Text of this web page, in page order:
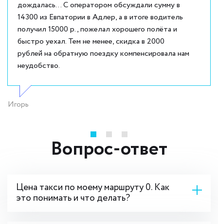
дождалась... С оператором обсуждали сумму в
14300 из Евпатории в Адлер, а в итоге водитель
получил 15000 р., пожелал хорошего полёта и
быстро уехал. Тем не менее, скидка в 2000
рублей на обратную поездку компенсировала нам
неудобство.
Игорь
Вопрос-ответ
Цена такси по моему маршруту 0. Как
это понимать и что делать?